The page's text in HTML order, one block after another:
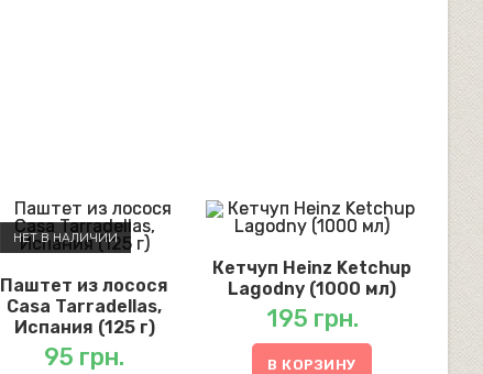
НЕТ В НАЛИЧИИ
Паштет из лосося
Casa Tarradellas,
Испания (125 г)
95 грн.
Кетчуп Heinz Ketchup
Lagodny (1000 мл)
195 грн.
В КОРЗИНУ